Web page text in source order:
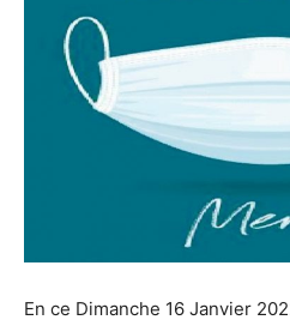
En ce Dimanche 16 Janvier